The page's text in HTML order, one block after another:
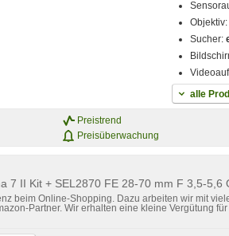
Sucher:
alle
Preistrend
Preisüberwachung
7 II Kit + SEL2870 FE 28-70 mm F 3,5-5,6
beim Online-Shopping. Dazu arbeiten wir mit
Partner. Wir erhalten eine kleine Vergütung